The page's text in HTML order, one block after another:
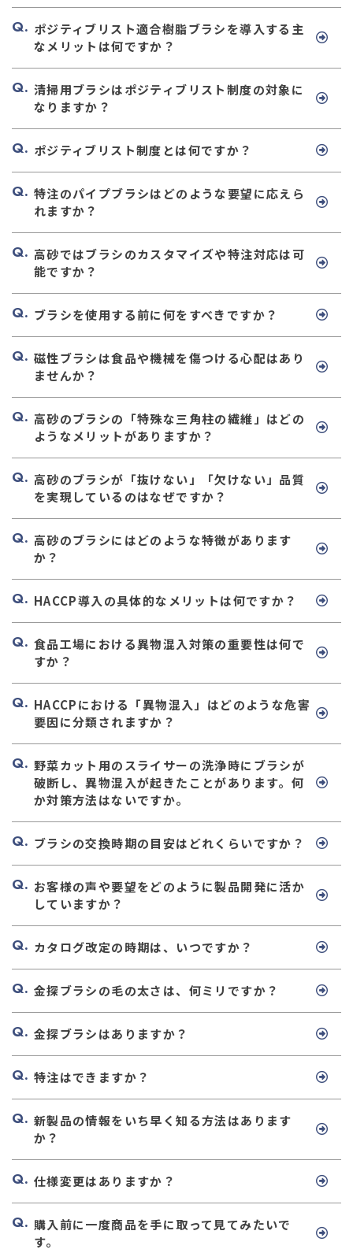
ポジティブリスト適合樹脂ブラシを導入する主
なメリットは何ですか？
清掃用ブラシはポジティブリスト制度の対象に
なりますか？
ポジティブリスト制度とは何ですか？
特注のパイプブラシはどのような要望に応えら
れますか？
高砂ではブラシのカスタマイズや特注対応は可
能ですか？
ブラシを使用する前に何をすべきですか？
磁性ブラシは食品や機械を傷つける心配はあり
ませんか？
高砂のブラシの「特殊な三角柱の繊維」はどの
ようなメリットがありますか？
高砂のブラシが「抜けない」「欠けない」品質
を実現しているのはなぜですか？
高砂のブラシにはどのような特徴があります
か？
HACCP導入の具体的なメリットは何ですか？
食品工場における異物混入対策の重要性は何で
すか？
HACCPにおける「異物混入」はどのような危害
要因に分類されますか？
野菜カット用のスライサーの洗浄時にブラシが
破断し、異物混入が起きたことがあります。何
か対策方法はないですか。
ブラシの交換時期の目安はどれくらいですか？
お客様の声や要望をどのように製品開発に活か
していますか？
カタログ改定の時期は、いつですか？
金探ブラシの毛の太さは、何ミリですか？
金探ブラシはありますか？
特注はできますか？
新製品の情報をいち早く知る方法はあります
か？
仕様変更はありますか？
購入前に一度商品を手に取って見てみたいで
す。